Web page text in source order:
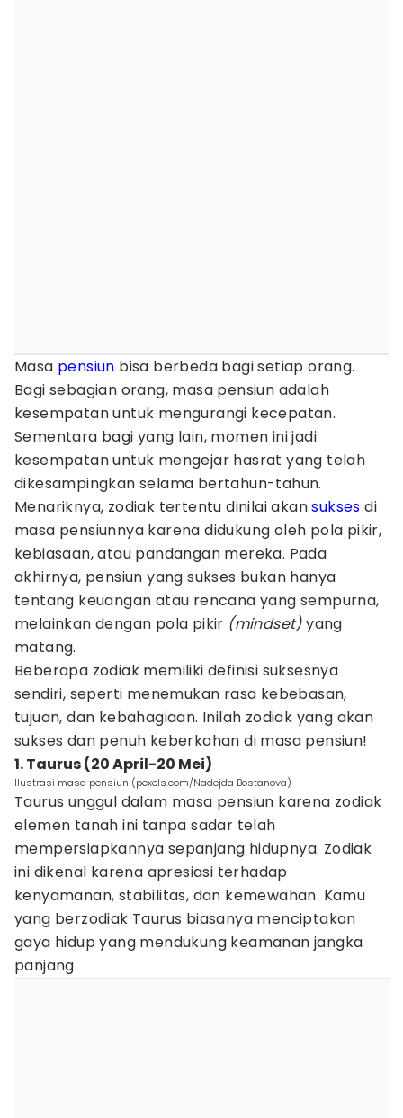
Masa pensiun bisa berbeda bagi setiap orang.
Bagi sebagian orang, masa pensiun adalah
kesempatan untuk mengurangi kecepatan.
Sementara bagi yang lain, momen ini jadi
kesempatan untuk mengejar hasrat yang telah
dikesampingkan selama bertahun-tahun.
Menariknya, zodiak tertentu dinilai akansukses di
masa pensiunnya karena didukung oleh pola pikir,
kebiasaan, atau pandangan mereka. Pada
akhirnya, pensiun yang sukses bukan hanya
tentang keuangan atau rencana yang sempurna,
melainkan dengan pola pikir (mindset)yang
matang.
Beberapa zodiak memiliki definisi suksesnya
sendiri, seperti menemukan rasa kebebasan,
tujuan, dan kebahagiaan. Inilah zodiak yang akan
sukses dan penuh keberkahan di masa pensiun!
1. Taurus (20 April-20 Mei)
Ilustrasi masa pensiun (pexels.com/Nadejda Bostanova)
Taurus unggul dalam masa pensiun karena zodiak
elemen tanah ini tanpa sadar telah
mempersiapkannya sepanjang hidupnya. Zodiak
ini dikenal karena apresiasi terhadap
kenyamanan, stabilitas, dan kemewahan. Kamu
yang berzodiak Taurus biasanya menciptakan
gaya hidup yang mendukung keamanan jangka
panjang.